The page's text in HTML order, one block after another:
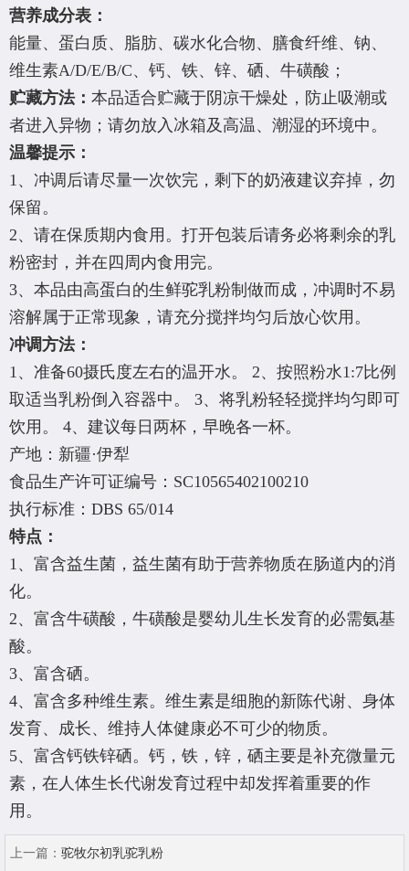
营养成分表：
能量、蛋白质、脂肪、碳水化合物、膳食纤维、钠、
维生素A/D/E/B/C、钙、铁、锌、硒、牛磺酸；
贮藏方法： 本品适合贮藏于阴凉干燥处，防止吸潮或
者进入异物；请勿放入冰箱及高温、潮湿的环境中。
温馨提示：
1、冲调后请尽量一次饮完，剩下的奶液建议弃掉，勿
保留。
2、请在保质期内食用。打开包装后请务必将剩余的乳
粉密封，并在四周内食用完。
3、本品由高蛋白的生鲜驼乳粉制做而成，冲调时不易
溶解属于正常现象，请充分搅拌均匀后放心饮用。
冲调方法：
1、准备60摄氏度左右的温开水。 2、按照粉水1:7比例
取适当乳粉倒入容器中。 3、将乳粉轻轻搅拌均匀即可
饮用。 4、建议每日两杯，早晚各一杯。
产地：新疆·伊犁
食品生产许可证编号：SC10565402100210
执行标准：DBS 65/014
特点：
1、富含益生菌，益生菌有助于营养物质在肠道内的消
化。
2、富含牛磺酸，牛磺酸是婴幼儿生长发育的必需氨基
酸。
3、富含硒。
4、富含多种维生素。维生素是细胞的新陈代谢、身体
发育、成长、维持人体健康必不可少的物质。
5、富含钙铁锌硒。钙，铁，锌，硒主要是补充微量元
素，在人体生长代谢发育过程中却发挥着重要的作
用。
上一篇： 驼牧尔初乳驼乳粉